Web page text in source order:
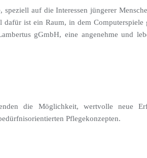
auf die Interessen jüngerer
dafür ist ein Raum, in dem Computerspiele
gGmbH, eine angenehme und
die Möglichkeit, wertvolle neue
Pflegekonzepten.